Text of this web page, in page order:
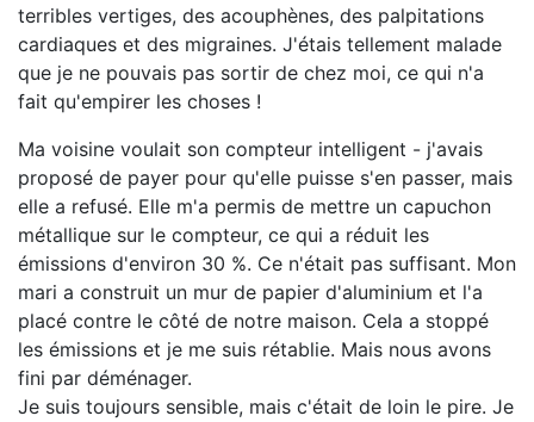
terribles vertiges, des acouphènes, des palpitations
cardiaques et des migraines. J'étais tellement malade
que je ne pouvais pas sortir de chez moi, ce qui n'a
fait qu'empirer les choses !
Ma voisine voulait son compteur intelligent - j'avais
proposé de payer pour qu'elle puisse s'en passer, mais
elle a refusé. Elle m'a permis de mettre un capuchon
métallique sur le compteur, ce qui a réduit les
émissions d'environ 30 %. Ce n'était pas suffisant. Mon
mari a construit un mur de papier d'aluminium et l'a
placé contre le côté de notre maison. Cela a stoppé
les émissions et je me suis rétablie. Mais nous avons
fini par déménager.
Je suis toujours sensible, mais c'était de loin le pire. Je